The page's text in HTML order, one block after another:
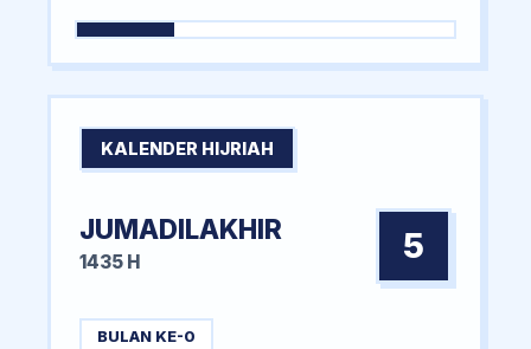
KALENDER HIJRIAH
JUMADILAKHIR
1435 H 5
BULAN KE-0